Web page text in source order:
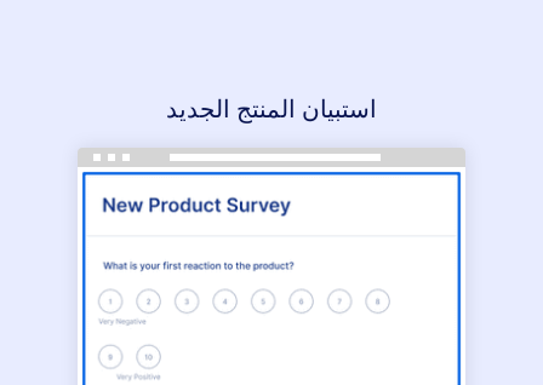
استبيان المنتج الجديد